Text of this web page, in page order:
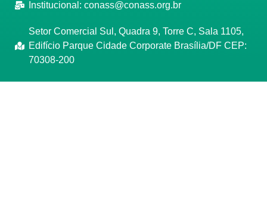
Institucional: conass@conass.org.br
Setor Comercial Sul, Quadra 9, Torre C, Sala 1105,
Edifício Parque Cidade Corporate Brasília/DF CEP:
70308-200